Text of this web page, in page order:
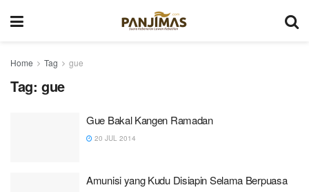
Home Tag gue
Tag: gue
Gue Bakal Kangen Ramadan
20 JUL 2014
Amunisi yang Kudu Disiapin Selama Berpuasa